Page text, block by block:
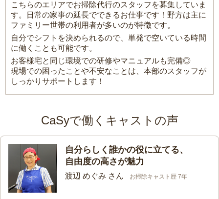
こちらのエリアでお掃除代行のスタッフを募集していま
す。日常の家事の延長でできるお仕事です！野方は主に
ファミリー世帯の利用者が多いのが特徴です。
自分でシフトを決められるので、単発で空いている時間
に働くことも可能です。
お客様宅と同じ環境での研修やマニュアルも完備◎
現場での困ったことや不安なことは、本部のスタッフが
しっかりサポートします！
CaSyで働くキャストの声
自分らしく誰かの役に立てる、
自由度の高さが魅力
渡辺 めぐみ さん お掃除キャスト歴 7年